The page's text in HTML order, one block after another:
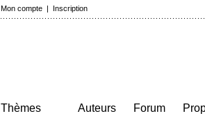
Mon compte | Inscription
Thèmes
Auteurs
Forum